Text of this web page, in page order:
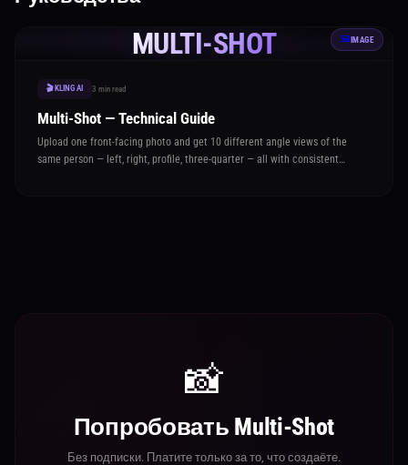
MULTI-SHOT 🖼️IMAGE
🎬 KLING AI 3 min read
Multi-Shot — Technical Guide
Upload one front-facing photo and get 10 different angle views of the
same person — left, right, profile, three-quarter — all with consistent
📸
Попробовать Multi-Shot
Без подписки. Платите только за то, что создаёте.